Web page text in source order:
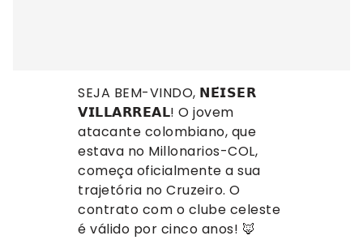
SEJA BEM-VINDO, 𝗡𝗘́𝗜𝗦𝗘𝗥
𝗩𝗜𝗟𝗟𝗔𝗥𝗥𝗘𝗔𝗟! O jovem
atacante colombiano, que
estava no Millonarios-COL,
começa oficialmente a sua
trajetória no Cruzeiro. O
contrato com o clube celeste
é válido por cinco anos! 🦊